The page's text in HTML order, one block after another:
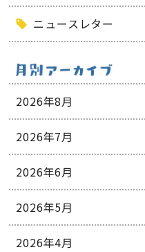
ニュースレター
2026年8月
2026年7月
2026年6月
2026年5月
2026年4月